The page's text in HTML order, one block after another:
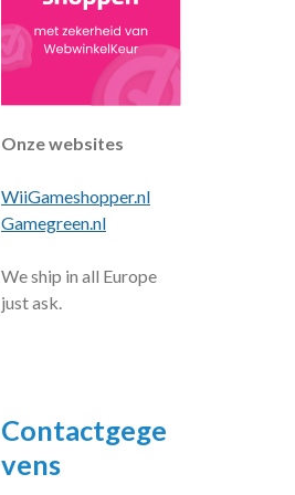
Onze websites
WiiGameshopper.nl
Gamegreen.nl
We ship in all Europe
just ask.
Contactgege
vens